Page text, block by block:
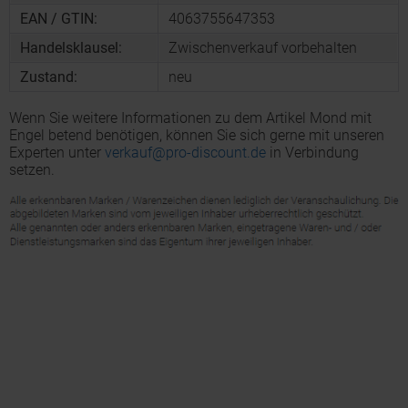
EAN / GTIN:
4063755647353
Handelsklausel:
Zwischenverkauf vorbehalten
Zustand:
neu
Wenn Sie weitere Informationen zu dem Artikel Mond mit
Engel betend benötigen, können Sie sich gerne mit unseren
Experten unter verkauf@pro-discount.de in Verbindung
setzen.